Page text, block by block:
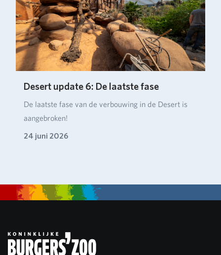
Desert update 6: De laatste fase
De laatste fase van de verbouwing in de Desert is
aangebroken!
24 juni 2026